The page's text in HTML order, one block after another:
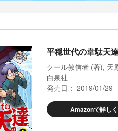
平穏世代の韋駄天
クール教信者 (著), 天
白泉社
発売日： 2019/01/29
Amazonで詳し